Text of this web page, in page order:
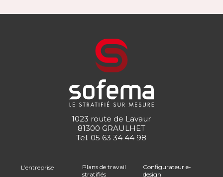
1023 route de Lavaur
81300 GRAULHET
Tel. 05 63 34 44 98
L’entreprise
Plans de travail
stratifiés
Configurateur e-
design